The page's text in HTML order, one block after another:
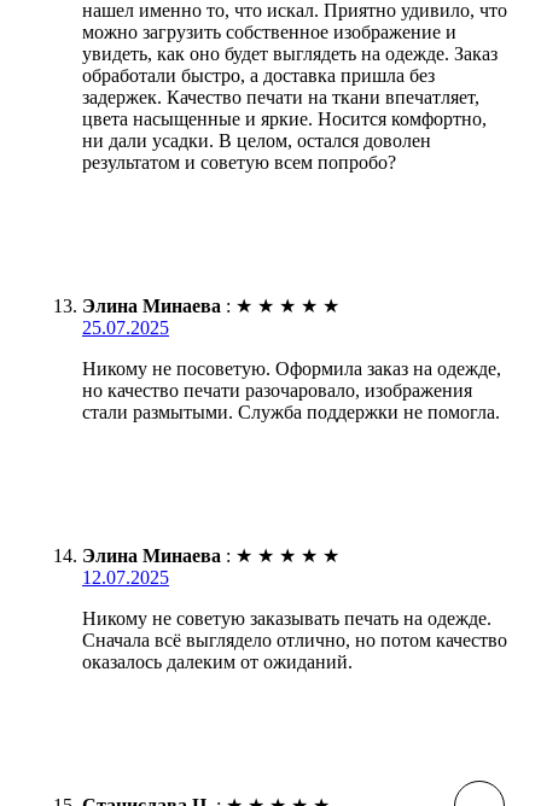
нашел именно то, что искал. Приятно удивило, что
можно загрузить собственное изображение и
увидеть, как оно будет выглядеть на одежде. Заказ
обработали быстро, а доставка пришла без
задержек. Качество печати на ткани впечатляет,
цвета насыщенные и яркие. Носится комфортно,
ни дали усадки. В целом, остался доволен
результатом и советую всем попробо?
Элина Минаева : ★ ★ ★ ★ ★
25.07.2025
Никому не посоветую. Оформила заказ на одежде,
но качество печати разочаровало, изображения
стали размытыми. Служба поддержки не помогла.
Элина Минаева : ★ ★ ★ ★ ★
12.07.2025
Никому не советую заказывать печать на одежде.
Сначала всё выглядело отлично, но потом качество
оказалось далеким от ожиданий.